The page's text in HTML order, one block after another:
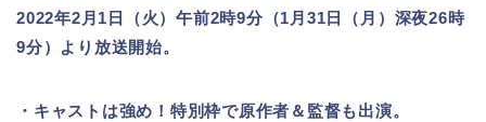
2022年2月1日（火）午前2時9分（1月31日（月）深夜26時
9分）より放送開始。
・キャストは強め！特別枠で原作者＆監督も出演。